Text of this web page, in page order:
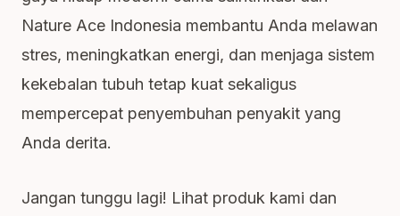
Nature Ace Indonesia membantu Anda melawan
stres, meningkatkan energi, dan menjaga sistem
kekebalan tubuh tetap kuat sekaligus
mempercepat penyembuhan penyakit yang
Anda derita.
Jangan tunggu lagi! Lihat produk kami dan